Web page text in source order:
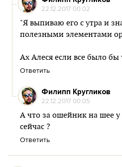
22.12.2017 00:02
"Я выпиваю его с утра и
полезными элементами
Ах Алеся если все было бы
Ответить
Филипп Кругликов
22.12.2017 00:05
А что за ошейник на шее
сейчас ?
Ответить